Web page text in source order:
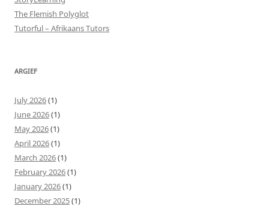
The Flemish Polyglot
Tutorful – Afrikaans Tutors
ARGIEF
July 2026(1)
June 2026(1)
May 2026(1)
April 2026(1)
March 2026(1)
February 2026(1)
January 2026(1)
December 2025(1)